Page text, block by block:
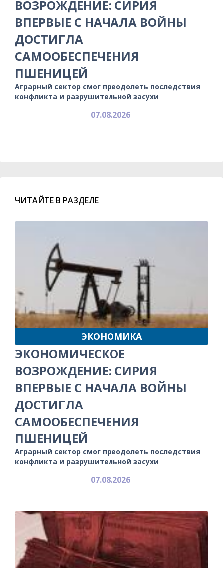
ВОЗРОЖДЕНИЕ: СИРИЯ
ВПЕРВЫЕ С НАЧАЛА ВОЙНЫ
ДОСТИГЛА
САМООБЕСПЕЧЕНИЯ
ПШЕНИЦЕЙ
Аграрный сектор смог преодолеть последствия
конфликта и разрушительной засухи
07.08.2026
ЧИТАЙТЕ В РАЗДЕЛЕ
ЭКОНОМИКА
ЭКОНОМИЧЕСКОЕ
ВОЗРОЖДЕНИЕ: СИРИЯ
ВПЕРВЫЕ С НАЧАЛА ВОЙНЫ
ДОСТИГЛА
САМООБЕСПЕЧЕНИЯ
ПШЕНИЦЕЙ
Аграрный сектор смог преодолеть последствия
конфликта и разрушительной засухи
07.08.2026